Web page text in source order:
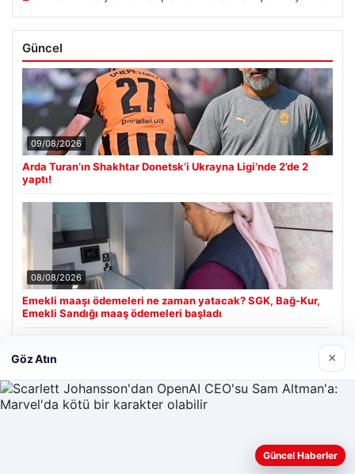
Güncel
09/08/2026
Arda Turan’ın Shakhtar Donetsk’i Ukrayna Ligi’nde 2’de 2
yaptı!
08/08/2026
Emekli maaşı ödemeleri ne zaman yatacak? SGK, Bağ-Kur,
Emekli Sandığı maaş ödemeleri başladı
Son Eklenen Firmalar
Enes Kaplan Avukatlık Bürosu
Web sitemizi nasıl kullandığınızı daha iyi anlayabilmek,
Göz Atın ×
Güncel Haberler